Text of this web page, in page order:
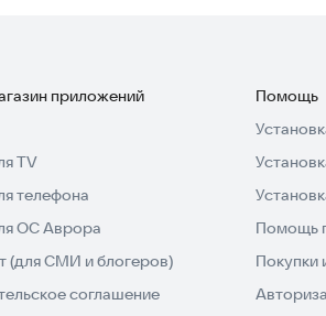
включая смартфоны
нами.
по умолчанию,
на SD-карту.
свой телефон под любимые
приложений
TV
телефона
ОС Аврора
(для СМИ и блогеров)
соглашение
Помощь
Помощь
Покупки